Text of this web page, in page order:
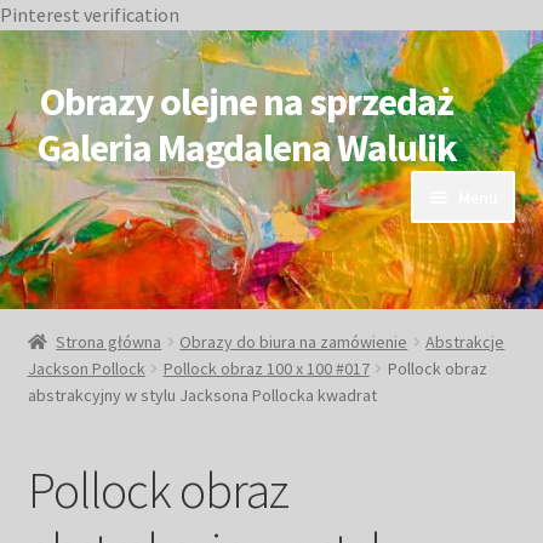
Pinterest verification
do
nawigacji
do
treści
Obrazy olejne na sprzedaż
Galeria Magdalena Walulik
OBRAZY DOSTĘPNE
Duże obrazy
Postacie
Strona główna Obrazy do biura na zamówienie
Abstrakcje
Jackson Pollock
Pollock obraz 100 x 100 #017
Pollock obraz
abstrakcyjny w stylu Jacksona Pollocka kwadrat
Pollock obraz